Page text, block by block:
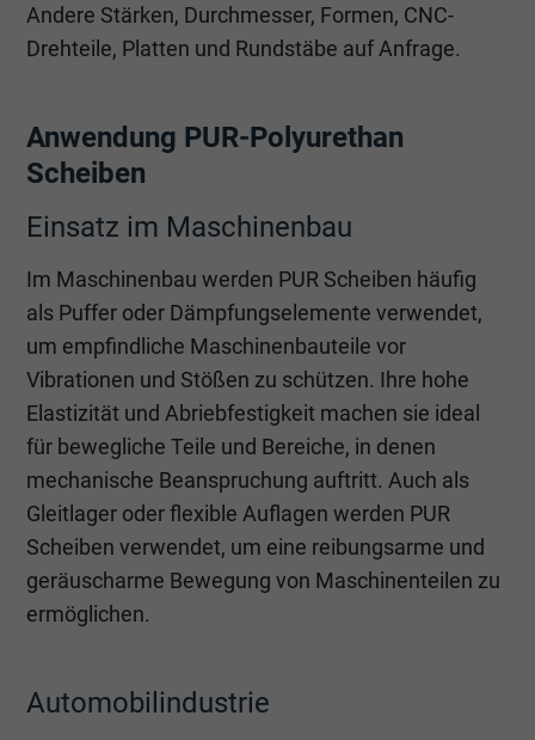
Andere Stärken, Durchmesser, Formen, CNC-
Drehteile, Platten und Rundstäbe auf Anfrage.
Anwendung PUR-Polyurethan
Scheiben
Einsatz im Maschinenbau
Im Maschinenbau werden PUR Scheiben häufig
als Puffer oder Dämpfungselemente verwendet,
um empfindliche Maschinenbauteile vor
Vibrationen und Stößen zu schützen. Ihre hohe
Elastizität und Abriebfestigkeit machen sie ideal
für bewegliche Teile und Bereiche, in denen
mechanische Beanspruchung auftritt. Auch als
Gleitlager oder flexible Auflagen werden PUR
Scheiben verwendet, um eine reibungsarme und
geräuscharme Bewegung von Maschinenteilen zu
ermöglichen.
Automobilindustrie